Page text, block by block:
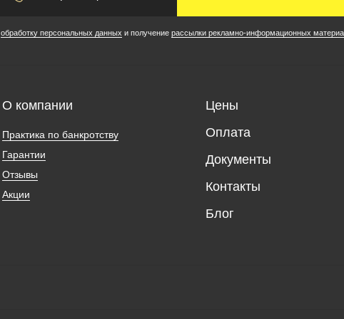
обработку персональных данных и получение рассылки рекламно-информационных
О компании
Практика по банкротству
Гарантии
Отзывы
Акции
Цены
Оплата
Документы
Контакты
Блог